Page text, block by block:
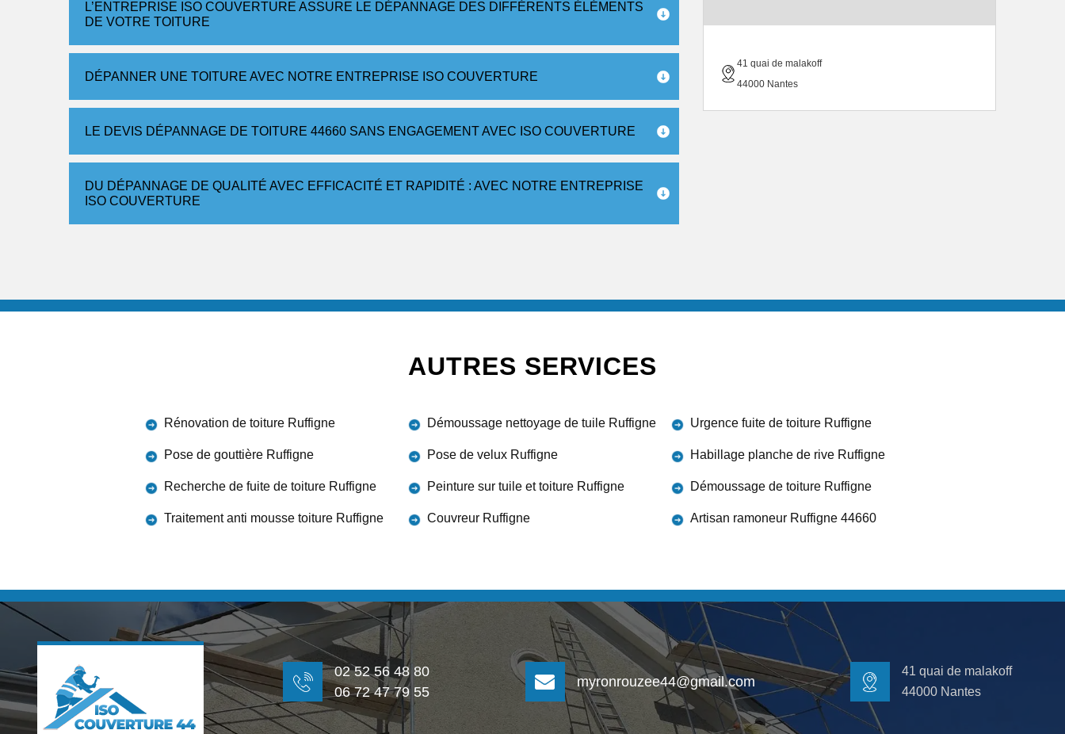
L’ENTREPRISE ISO COUVERTURE ASSURE LE DÉPANNAGE DES DIFFÉRENTS ÉLÉMENTS
DE VOTRE TOITURE
DÉPANNER UNE TOITURE AVEC NOTRE ENTREPRISE ISO COUVERTURE
LE DEVIS DÉPANNAGE DE TOITURE 44660 SANS ENGAGEMENT AVEC ISO COUVERTURE
DU DÉPANNAGE DE QUALITÉ AVEC EFFICACITÉ ET RAPIDITÉ : AVEC NOTRE ENTREPRISE
ISO COUVERTURE
41 quai de malakoff
44000 Nantes
AUTRES SERVICES
Rénovation de toiture Ruffigne
Pose de gouttière Ruffigne
Recherche de fuite de toiture Ruffigne
Traitement anti mousse toiture Ruffigne
Démoussage nettoyage de tuile Ruffigne
Pose de velux Ruffigne
Peinture sur tuile et toiture Ruffigne
Couvreur Ruffigne
Urgence fuite de toiture Ruffigne
Habillage planche de rive Ruffigne
Démoussage de toiture Ruffigne
Artisan ramoneur Ruffigne 44660
02 52 56 48 80
06 72 47 79 55
myronrouzee44@gmail.com
41 quai de malakoff
44000 Nantes